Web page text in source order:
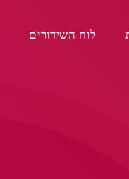
לוח השידורים